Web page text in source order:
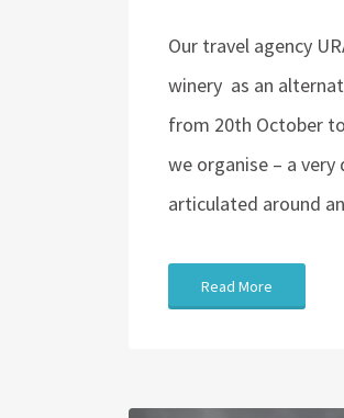
Our travel agency
winery as an
from 20th October
we organise – a
articulated around
Read More